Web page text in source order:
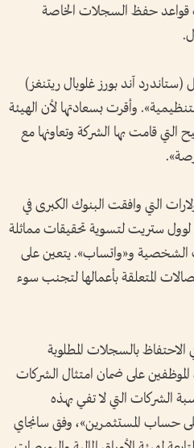
قواعد حفظ السجلات الخاصة
.
آند بورز غلوبال ريتنغز)
وأقرت بسعادتها لأن الهيئة
قامت بها الشركة وتعاونها مع
».
التي وافقت البنوك الكبرى في
لوول ستريت لتسوية تحقيقات مماثلة
الشخصية و«واتساب». يتعين على
المتعلقة بأعمالها لتجنب سوء
بالسجلات المطلوبة
على ضمان امتثال الشركات
الشركات التي لا تفي بهذه
حساب المستثمرين»، وفق سانجاي